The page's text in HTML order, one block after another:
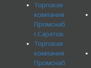
Торговая
компания
Промснаб
г.Саратов
Торговая
компания
Промснаб